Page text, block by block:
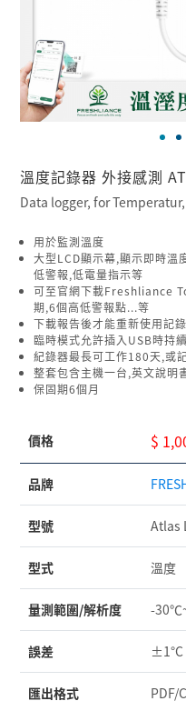
溫度記錄器 外接感測
Data logger, for
用於監測溫度
大型LCD顯示幕,顯示即時溫
低警報,低電量指示等
可至官網下載Freshliance
期,6個高低警報點...等
下載報告後才能重新使用記
臨時模式允許插入USB時持
紀錄器最長可工作180天,或
整套包含主機一台,英文說明
保固期6個月
價格 $
品牌
型號 Atlas
型式 溫度
量測範圍/解析度 -
誤差 ±1°C
匯出格式 PDF/